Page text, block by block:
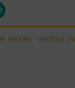
sociale - secteur